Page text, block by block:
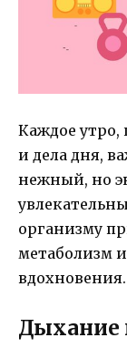
Каждое утро,
и дела дня,
нежный, но
организму
метаболизм
вдохновения.
Дыхание